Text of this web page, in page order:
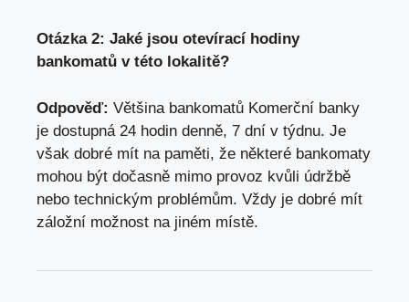
Otázka 2: Jaké jsou otevírací hodiny
bankomatů v této lokalitě?
Odpověď: Většina bankomatů Komerční banky
je dostupná 24 hodin denně, 7 dní v týdnu. Je
však dobré mít na paměti, že některé bankomaty
mohou být dočasně mimo provoz kvůli údržbě
nebo technickým problémům. Vždy je dobré mít
záložní možnost na jiném místě.